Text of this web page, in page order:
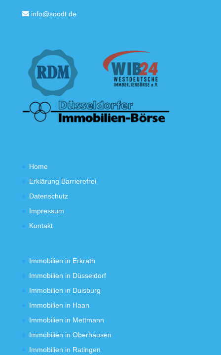
info@soodt.de
Home
Erklärung Barrierefrei
Datenschutz
Impressum
Kontakt
Immobilien in Erkrath
Immobilien in Düsseldorf
Immobilien in Duisburg
Immobilien in Haan
Immobilien in Mettmann
Immobilien in Oberhausen
Immobilien in Ratingen